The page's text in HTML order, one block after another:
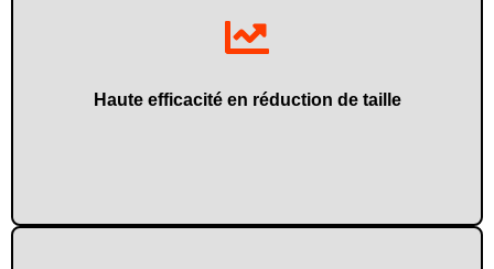
Haute efficacité en réduction de taille